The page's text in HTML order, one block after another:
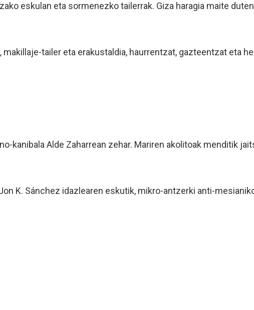
eskulan eta sormenezko tailerrak. Giza haragia maite
makillaje-tailer eta erakustaldia, haurrentzat, gazteentzat eta
kanibala Alde Zaharrean zehar. Mariren akolitoak menditik
K. Sánchez idazlearen eskutik, mikro-antzerki anti-